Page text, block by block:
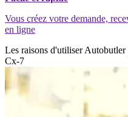
Vous créez votre demande,
en ligne
Les raisons d'utiliser
Cx-7